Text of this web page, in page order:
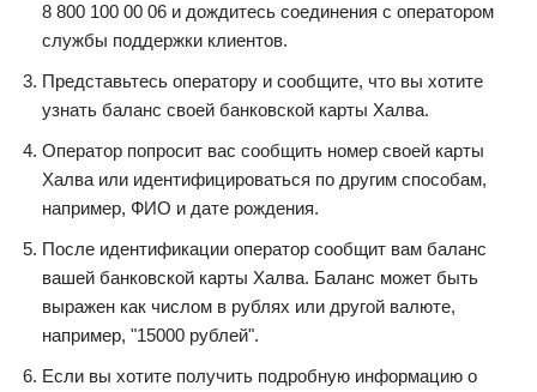
8 800 100 00 06 и дождитесь соединения с оператором
службы поддержки клиентов.
Представьтесь оператору и сообщите, что вы хотите
узнать баланс своей банковской карты Халва.
Оператор попросит вас сообщить номер своей карты
Халва или идентифицироваться по другим способам,
например, ФИО и дате рождения.
После идентификации оператор сообщит вам баланс
вашей банковской карты Халва. Баланс может быть
выражен как числом в рублях или другой валюте,
например, "15000 рублей".
Если вы хотите получить подробную информацию о